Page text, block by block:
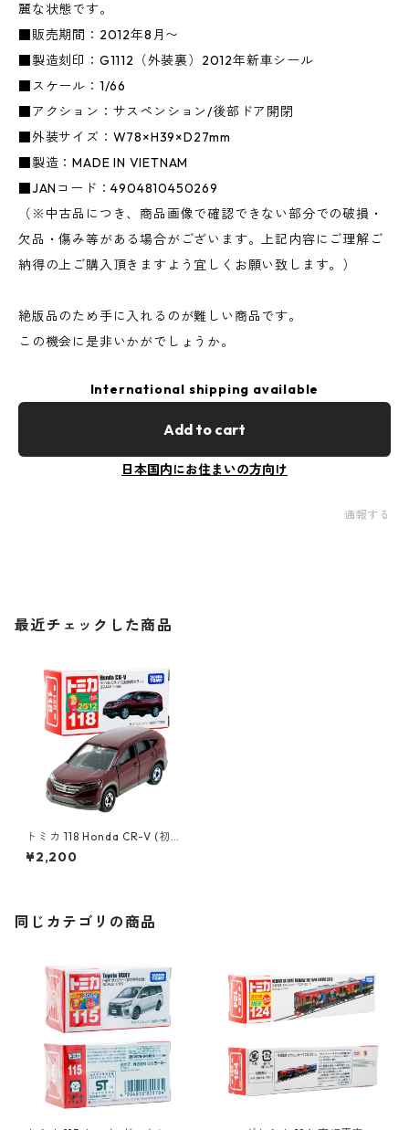
麗な状態です。
■販売期間：2012年8月〜
■製造刻印：G1112（外装裏）2012年新車シール
■スケール：1/66
■アクション：サスペンション/後部ドア開閉
■外装サイズ：W78×H39×D27mm
■製造：MADE IN VIETNAM
■JANコード：4904810450269
（※中古品につき、商品画像で確認できない部分での破損・
欠品・傷み等がある場合がございます。上記内容にご理解ご
納得の上ご購入頂きますよう宜しくお願い致します。）
絶版品のため手に入れるのが難しい商品です。
この機会に是非いかがでしょうか。
International shipping available
Add to cart
日本国内にお住まいの方向け
通報する
最近チェックした商品
トミカ 118 Honda CR-V (初回
特別カラー) #10450269
¥2,200
同じカテゴリの商品